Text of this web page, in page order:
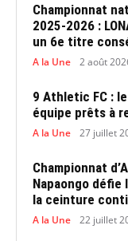
Championnat
2025-2026 :
un 6e titre
A la Une 2 août
9 Athletic FC :
équipe prêts à
A la Une 27 juillet
Championnat
Napaongo défie
la ceinture
A la Une 22 juillet